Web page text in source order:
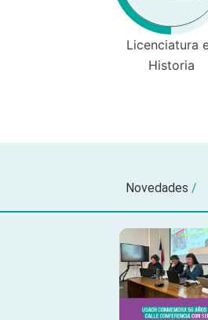
Licenciatura
Historia
Novedades /